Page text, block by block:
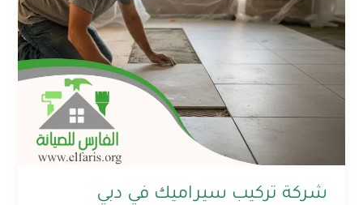
شركة تركيب سيراميك في دبي